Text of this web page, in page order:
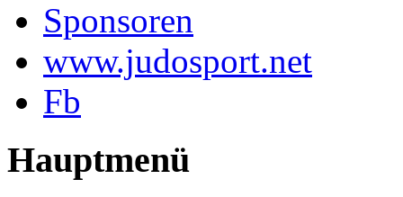
Sponsoren
www.judosport.net
Fb
Hauptmenü